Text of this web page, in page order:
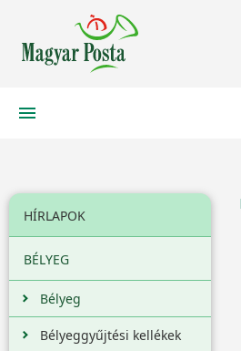
HÍRLAPOK
BÉLYEG
Bélyeg
Bélyeggyűjtési kellékek